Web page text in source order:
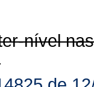
nível